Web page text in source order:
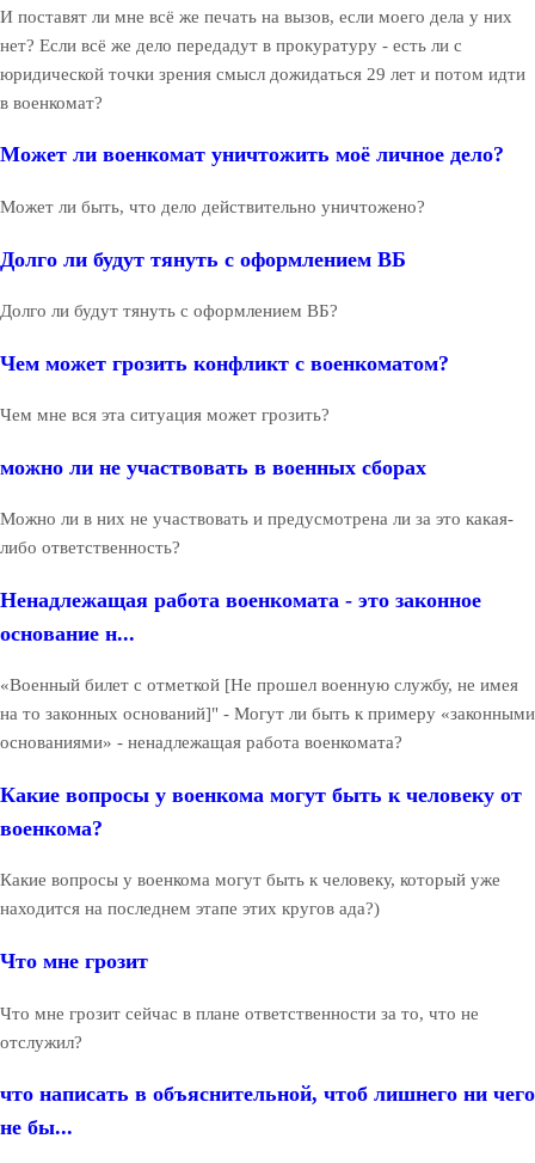
И поставят ли мне всё же печать на вызов, если моего дела у них
нет? Если всё же дело передадут в прокуратуру - есть ли с
юридической точки зрения смысл дожидаться 29 лет и потом идти
в военкомат?
Может ли военкомат уничтожить моё личное дело?
Может ли быть, что дело действительно уничтожено?
Долго ли будут тянуть с оформлением ВБ
Долго ли будут тянуть с оформлением ВБ?
Чем может грозить конфликт с военкоматом?
Чем мне вся эта ситуация может грозить?
можно ли не участвовать в военных сборах
Можно ли в них не участвовать и предусмотрена ли за это какая-
либо ответственность?
Ненадлежащая работа военкомата - это законное
основание н...
«Военный билет с отметкой [Не прошел военную службу, не имея
на то законных оснований]" - Могут ли быть к примеру «законными
основаниями» - ненадлежащая работа военкомата?
Какие вопросы у военкома могут быть к человеку от
военкома?
Какие вопросы у военкома могут быть к человеку, который уже
находится на последнем этапе этих кругов ада?)
Что мне грозит
Что мне грозит сейчас в плане ответственности за то, что не
отслужил?
что написать в объяснительной, чтоб лишнего ни чего
не бы...